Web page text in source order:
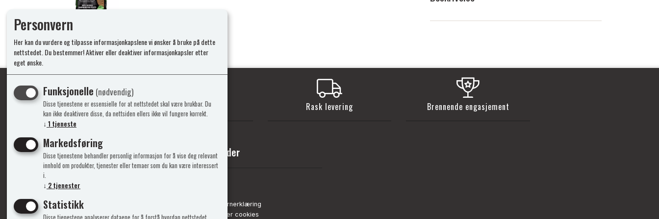
Ypperlig kvalitet Rask levering Brennende engasjement
Info
Kontakt Oss
Om Oss
Mine sider
Personvernerklæring
Administrer cookies
Personvern
Her kan du vurdere og tilpasse informasjonkapslene vi ønsker å bruke på dette
nettstedet. Du bestemmer! Aktiver eller deaktiver informasjonkapsler etter
eget ønske.
Funksjonelle (nødvendig)
Disse tjenestene er essensielle for at nettstedet skal være brukbar. Du
kan ikke deaktivere disse, da nettsiden ellers ikke vil fungere korrekt.
↓ 1 tjeneste
Markedsføring
Disse tjenestene behandler personlig informasjon for å vise deg relevant
innhold om produkter, tjenester eller temaer som du kan være interessert
i.
↓ 2tjenester
Statistikk